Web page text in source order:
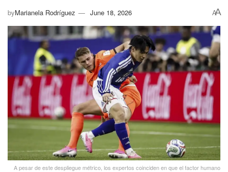
byMarianela Rodríguez June 18, 2026 AA
A pesar de este despliegue métrico, los expertos coinciden en que el factor humano